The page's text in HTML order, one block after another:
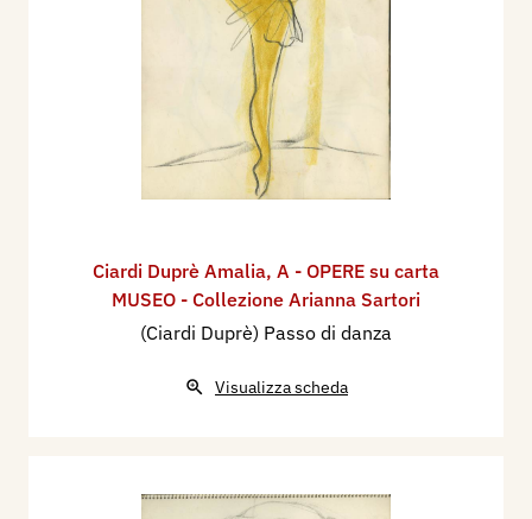
Ciardi Duprè Amalia, A - OPERE su carta
MUSEO - Collezione Arianna Sartori
(Ciardi Duprè) Passo di danza
Visualizza scheda